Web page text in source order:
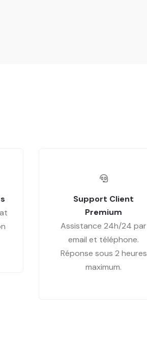
Support Client
Premium
Assistance 24h/24 par
email et téléphone.
Réponse sous 2 heures
maximum.